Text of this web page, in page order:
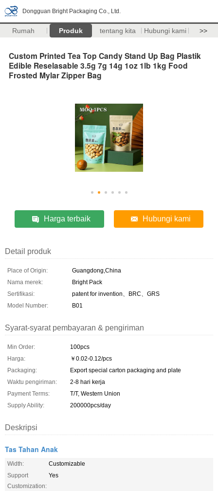
Dongguan Bright Packaging Co., Ltd.
Rumah Produk tentang kita Hubungi kami >>
Custom Printed Tea Top Candy Stand Up Bag Plastik
Edible Reselasable 3.5g 7g 14g 1oz 1lb 1kg Food
Frosted Mylar Zipper Bag
Harga terbaik Hubungi kami
Detail produk
Place of Origin:
Guangdong,China
Nama merek:
Bright Pack
Sertifikasi:
patent for invention、BRC、GRS
Model Number:
B01
Syarat-syarat pembayaran & pengiriman
Min Order:
100pcs
Harga:
￥0.02-0.12/pcs
Packaging:
Export special carton packaging and plate
Waktu pengiriman:
2-8 hari kerja
Payment Terms:
T/T, Western Union
Supply Ability:
200000pcs/day
Deskripsi
Tas Tahan Anak
Width:
Customizable
Support
Customization:
Yes